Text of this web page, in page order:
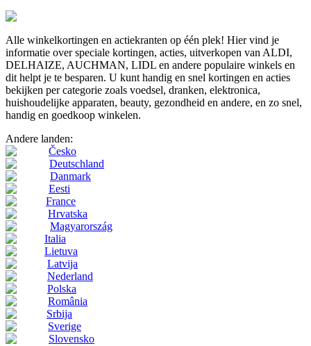
Alle winkelkortingen en actiekranten op één plek! Hier vind je
informatie over speciale kortingen, acties, uitverkopen van ALDI,
DELHAIZE, AUCHMAN, LIDL en andere populaire winkels en
dit helpt je te besparen. U kunt handig en snel kortingen en acties
bekijken per categorie zoals voedsel, dranken, elektronica,
huishoudelijke apparaten, beauty, gezondheid en andere, en zo snel,
handig en goedkoop winkelen.
Andere landen:
Česko
Deutschland
Danmark
Eesti
France
Hrvatska
Magyarország
Italia
Lietuva
Latvija
Nederland
Polska
România
Srbija
Sverige
Slovensko